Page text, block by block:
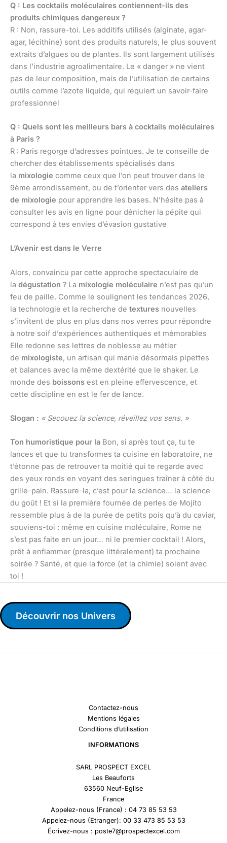
Q : Les cocktails moléculaires contiennent-ils des
produits chimiques dangereux ?
R : Non, rassure-toi. Les additifs utilisés (alginate, agar-
agar, lécithine) sont des produits naturels, le plus souvent
extraits d’algues ou de plantes. Ils sont largement utilisés
dans l’industrie agroalimentaire. Le « danger » ne vient
pas de leur composition, mais de l’utilisation de certains
outils comme l’azote liquide, qui requiert un savoir-faire
professionnel
Q : Quels sont les meilleurs bars à cocktails moléculaires
à Paris ?
R : Paris regorge d’adresses pointues. Je te conseille de
chercher des établissements spécialisés dans
la mixologie comme ceux que l’on peut trouver dans le
9ème arrondissement, ou de t’orienter vers des ateliers
de mixologie pour apprendre les bases. N’hésite pas à
consulter les avis en ligne pour dénicher la pépite qui
correspond à tes envies d’évasion gustative
L’Avenir est dans le Verre
Alors, convaincu par cette approche spectaculaire de
la dégustation ? La mixologie moléculaire n’est pas qu’un
feu de paille. Comme le soulignent les tendances 2026,
la technologie et la recherche de textures nouvelles
s’invitent de plus en plus dans nos verres pour répondre
à notre soif d’expériences authentiques et mémorables
Elle redonne ses lettres de noblesse au métier
de mixologiste, un artisan qui manie désormais pipettes
et balances avec la même dextérité que le shaker. Le
monde des boissons est en pleine effervescence, et
cette discipline en est le fer de lance.
Slogan : « Secouez la science, réveillez vos sens. »
Ton humoristique pour la Bon, si après tout ça, tu te
lances et que tu transformes ta cuisine en laboratoire, ne
t’étonne pas de retrouver ta moitié qui te regarde avec
des yeux ronds en voyant des seringues traîner à côté du
grille-pain. Rassure-la, c’est pour la science… la science
du goût ! Et si la première fournée de perles de Mojito
ressemble plus à de la purée de petits pois qu’à du caviar,
souviens-toi : même en cuisine moléculaire, Rome ne
s’est pas faite en un jour… ni le premier cocktail ! Alors,
prêt à enflammer (presque littéralement) ta prochaine
soirée ? Santé, et que la force (et la chimie) soient avec
toi !
Découvrir nos Univers
Contactez-nous
Mentions légales
Conditions d’utilisation
INFORMATIONS
SARL PROSPECT EXCEL
Les Beauforts
63560 Neuf-Eglise
France
Appelez-nous (France) : 04 73 85 53 53
Appelez-nous (Etranger): 00 33 473 85 53 53
Écrivez-nous : poste7@prospectexcel.com